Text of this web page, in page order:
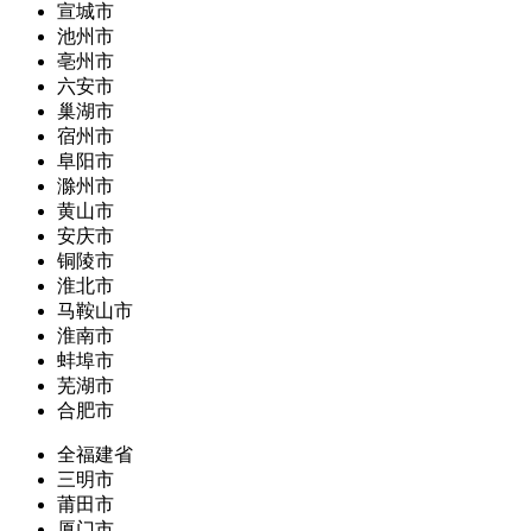
宣城市
池州市
亳州市
六安市
巢湖市
宿州市
阜阳市
滁州市
黄山市
安庆市
铜陵市
淮北市
马鞍山市
淮南市
蚌埠市
芜湖市
合肥市
全福建省
三明市
莆田市